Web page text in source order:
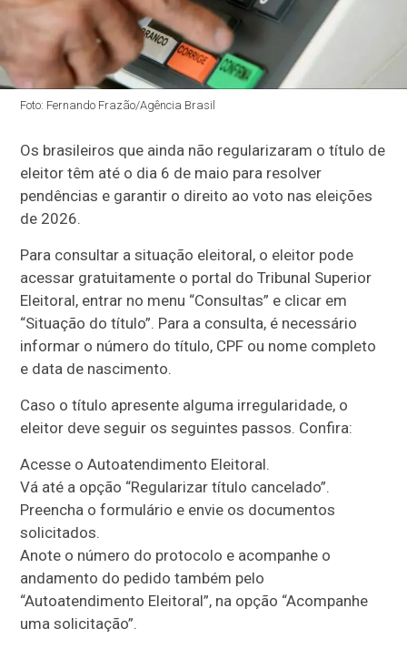
Foto: Fernando Frazão/Agência Brasil
Os brasileiros que ainda não regularizaram o título de
eleitor têm até o dia 6 de maio para resolver
pendências e garantir o direito ao voto nas eleições
de 2026.
Para consultar a situação eleitoral, o eleitor pode
acessar gratuitamente o portal do Tribunal Superior
Eleitoral, entrar no menu “Consultas” e clicar em
“Situação do título”. Para a consulta, é necessário
informar o número do título, CPF ou nome completo
e data de nascimento.
Caso o título apresente alguma irregularidade, o
eleitor deve seguir os seguintes passos. Confira:
Acesse o Autoatendimento Eleitoral.
Vá até a opção “Regularizar título cancelado”.
Preencha o formulário e envie os documentos
solicitados.
Anote o número do protocolo e acompanhe o
andamento do pedido também pelo
“Autoatendimento Eleitoral”, na opção “Acompanhe
uma solicitação”.